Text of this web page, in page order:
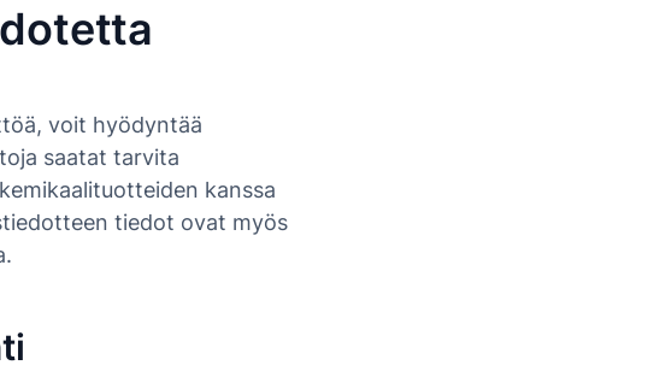
voit hyödyntää
saatat tarvita
kanssa
tiedot ovat myös